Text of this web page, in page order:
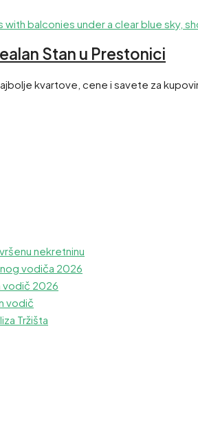
Stan u Prestonici
kvartove, cene i savete za
nekretninu
vodiča 2026
vodič 2026
vodič
Tržišta